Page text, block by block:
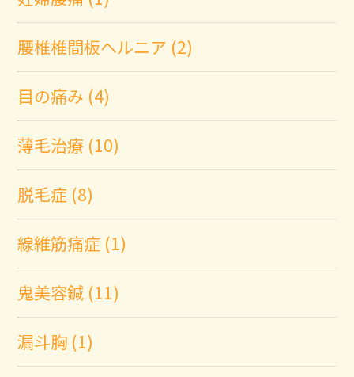
腰椎椎間板ヘルニア (2)
目の痛み (4)
薄毛治療 (10)
脱毛症 (8)
線維筋痛症 (1)
鬼美容鍼 (11)
漏斗胸 (1)